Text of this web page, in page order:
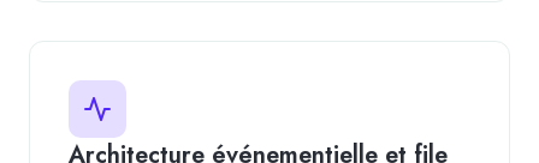
Architecture événementielle et file